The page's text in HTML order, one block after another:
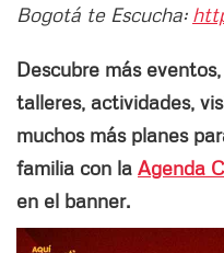
Bogotá te Escucha:
Descubre más
talleres, actividades,
muchos más planes
familia con la Agenda
en el banner.